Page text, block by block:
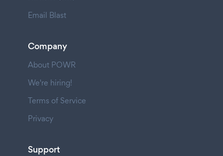
Email Blast
Company
About POWR
We're hiring!
Terms of Service
Privacy
Support